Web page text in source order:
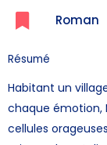
Roman
Résumé
Habitant un
chaque émotion,
cellules